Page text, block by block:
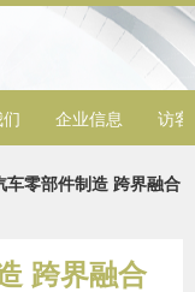
企业信息 访客
车零部件制造 跨界融合
跨界融合